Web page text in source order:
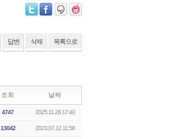
답변 삭제 목록으로
조회 날짜
4747 2025.11.28 17:40
13042 2023.07.12 11:58